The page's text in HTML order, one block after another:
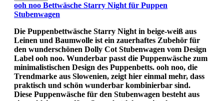
ooh noo Bettwäsche Starry Night für Puppen
Stubenwagen
Die Puppenbettwäsche Starry Night in beige-weiß aus
Leinen und Baumwolle ist ein zauerhaftes Zubehör für
den wunderschönen Dolly Cot Stubenwagen vom Design
Label ooh noo. Wunderbar passt die Puppenwäsche zum
minimalistischen Design des Puppenbetts. ooh noo, die
Trendmarke aus Slowenien, zeigt hier einmal mehr, dass
praktisch und schön wunderbar kombinierbar sind.
Diese Puppenwäsche für den Stubenwagen besteht aus